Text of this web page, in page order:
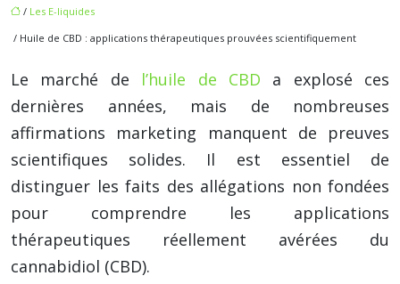
/ Les E-liquides
/ Huile de CBD : applications thérapeutiques prouvées scientifiquement
Le marché de l’huile de CBD a explosé ces
dernières années, mais de nombreuses
affirmations marketing manquent de preuves
scientifiques solides. Il est essentiel de
distinguer les faits des allégations non fondées
pour comprendre les applications
thérapeutiques réellement avérées du
cannabidiol (CBD).